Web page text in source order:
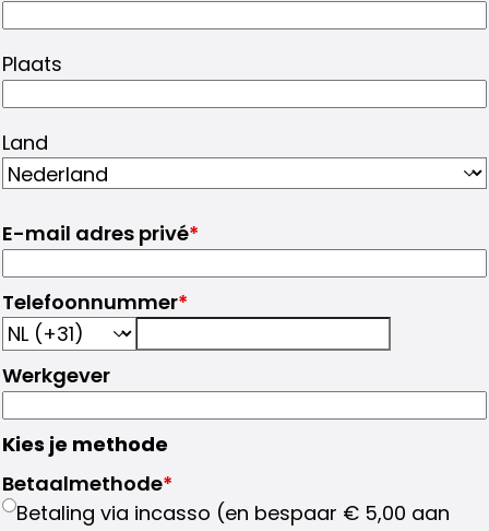
Plaats
Land
E-mail adres privé*
Telefoonnummer*
Werkgever
Kies je methode
Betaalmethode*
Betaling via incasso (en bespaar € 5,00 aan